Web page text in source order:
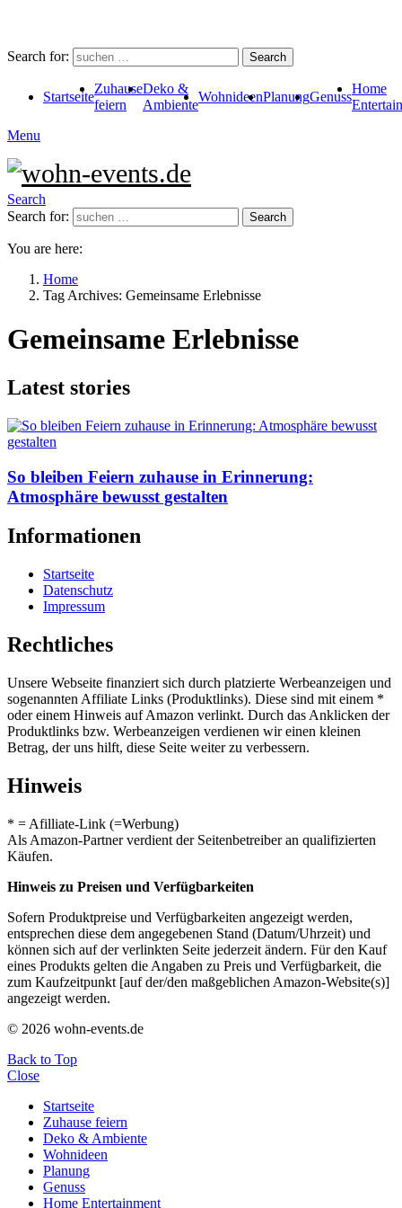
Search for: Search
Startseite
Zuhause
feiern
Deko &
Ambiente
WohnideenPlanungGenuss
Home
Menu
Search
Search for:
Search
You are here:
Home
Tag Archives: Gemeinsame Erlebnisse
Gemeinsame Erlebnisse
Latest stories
So bleiben Feiern zuhause in Erinnerung:
Atmosphäre bewusst gestalten
Informationen
Startseite
Datenschutz
Impressum
Rechtliches
Unsere Webseite finanziert sich durch platzierte Werbeanzeigen und
sogenannten Affiliate Links (Produktlinks). Diese sind mit einem *
oder einem Hinweis auf Amazon verlinkt. Durch das Anklicken der
Produktlinks bzw. Werbeanzeigen verdienen wir einen kleinen
Betrag, der uns hilft, diese Seite weiter zu verbessern.
Hinweis
* = Afilliate-Link (=Werbung)
Als Amazon-Partner verdient der Seitenbetreiber an qualifizierten
Käufen.
Hinweis zu Preisen und Verfügbarkeiten
Sofern Produktpreise und Verfügbarkeiten angezeigt werden,
entsprechen diese dem angegebenen Stand (Datum/Uhrzeit) und
können sich auf der verlinkten Seite jederzeit ändern. Für den Kauf
eines Produkts gelten die Angaben zu Preis und Verfügbarkeit, die
zum Kaufzeitpunkt [auf der/den maßgeblichen Amazon-Website(s)]
angezeigt werden.
© 2026 wohn-events.de
Back to Top
Close
Startseite
Zuhause feiern
Deko & Ambiente
Wohnideen
Planung
Genuss
Home Entertainment